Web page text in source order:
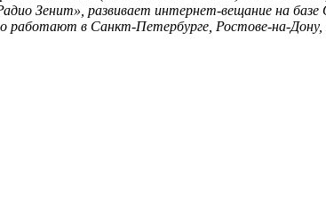
Зенит», развивает интернет-вещание на
в Санкт-Петербурге, Ростове-на-Дону,